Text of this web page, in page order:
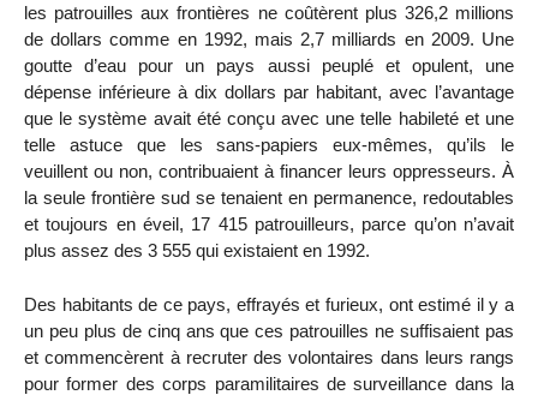
les patrouilles aux frontières ne coûtèrent plus 326,2 millions
de dollars comme en 1992, mais 2,7 milliards en 2009. Une
goutte d’eau pour un pays aussi peuplé et opulent, une
dépense inférieure à dix dollars par habitant, avec l’avantage
que le système avait été conçu avec une telle habileté et une
telle astuce que les sans-papiers eux-mêmes, qu’ils le
veuillent ou non, contribuaient à financer leurs oppresseurs. À
la seule frontière sud se tenaient en permanence, redoutables
et toujours en éveil, 17 415 patrouilleurs, parce qu’on n’avait
plus assez des 3 555 qui existaient en 1992.
Des habitants de ce pays, effrayés et furieux, ont estimé il y a
un peu plus de cinq ans que ces patrouilles ne suffisaient pas
et commencèrent à recruter des volontaires dans leurs rangs
pour former des corps paramilitaires de surveillance dans la